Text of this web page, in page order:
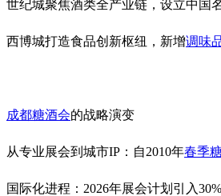
世纪城聚焦酒类全产业链，设立‌中国
西博城打造食品创新枢纽，新增‌调味
成都糖酒会的战略演变
‌从专业展会到城市IP‌：自2010年春季
国际化进程‌：2026年展会计划引入